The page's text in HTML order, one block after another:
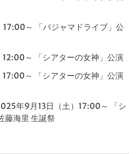
～ 「パジャマドライブ」公
～ 「シアターの女神」公演
～ 「シアターの女神」公演
年9月13日（土）17:00～ 「シ
藤海里 生誕祭